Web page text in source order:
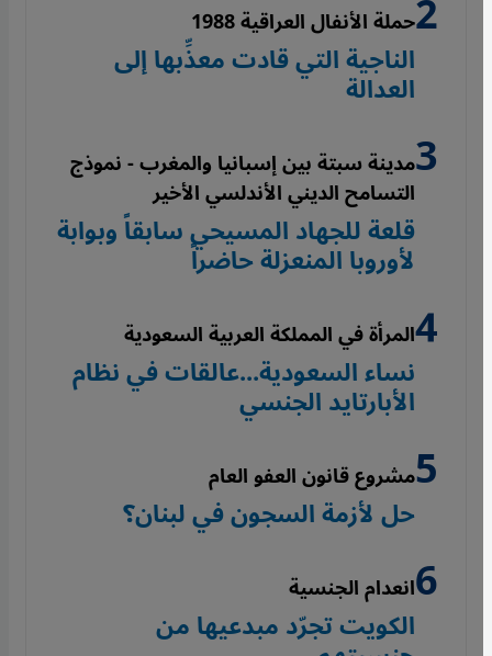
حملة الأنفال العراقية 1988
الناجية التي قادت معذِّبها إلى
العدالة
مدينة سبتة بين إسبانيا والمغرب - نموذج
التسامح الديني الأندلسي الأخير
قلعة للجهاد المسيحي سابقاً وبوابة
لأوروبا المنعزلة حاضراً
المرأة في المملكة العربية السعودية
نساء السعودية...عالقات في نظام
الأبارتايد الجنسي
مشروع قانون العفو العام
حل لأزمة السجون في لبنان؟
انعدام الجنسية
الكويت تجرّد مبدعيها من